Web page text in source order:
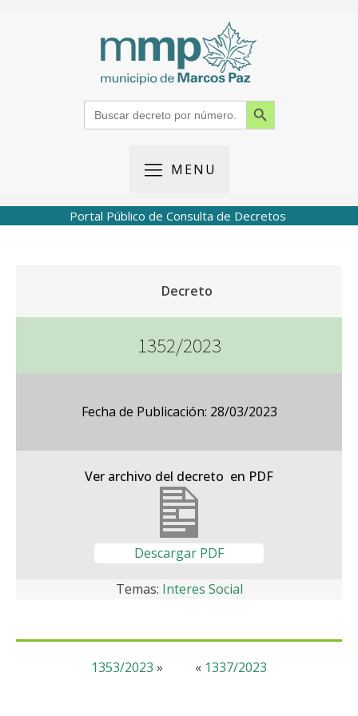
Search
for:
Search Button
MENU
Portal Público de Consulta de Decretos
Decreto
1352/2023
Fecha de Publicación: 28/03/2023
Ver archivo del decreto en PDF
Descargar PDF
Temas: Interes Social
« 1337/2023
1353/2023 »